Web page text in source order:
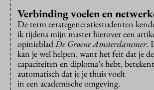
Verbinding voelen en
De term eerstegeneratiestudenten
ik tijdens mijn master hierover een
opiniebladDe Groene Amsterdammer.
kan je wel helpen, want het feit dat je
capaciteiten en diploma’s hebt,
automatisch dat je je thuis voelt
in een academische omgeving.